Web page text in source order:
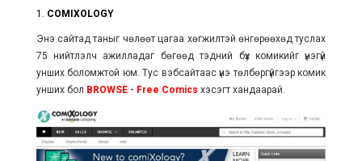
1. COMIXOLOGY
Энэ сайтад таныг чөлөөт цагаа хөгжилтэй өнгөрөөхөд туслах
75 нийтлэлч ажилладаг бөгөөд тэдний бүх комикийг үнэгүй
унших боломжтой юм. Тус вэбсайтаас үнэ төлбөргүйгээр комик
унших бол BROWSE - Free Comics хэсэгт хандаарай.